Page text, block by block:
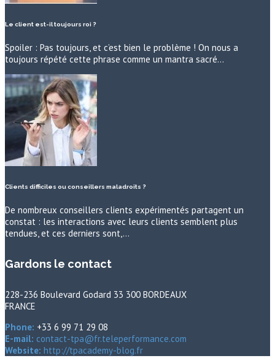
Le client est-il toujours roi ?
Spoiler : Pas toujours, et c’est bien le problème ! On nous a
toujours répété cette phrase comme un mantra sacré…
Clients difficiles ou conseillers maladroits ?
De nombreux conseillers clients expérimentés partagent un
constat : les interactions avec leurs clients semblent plus
tendues, et ces derniers sont,…
Gardons le contact
228-236 Boulevard Godard 33 300 BORDEAUX
FRANCE
Phone: +33 6 99 71 29 08
E-mail: contact-tpa@fr.teleperformance.com
Website: http://tpacademy-blog.fr